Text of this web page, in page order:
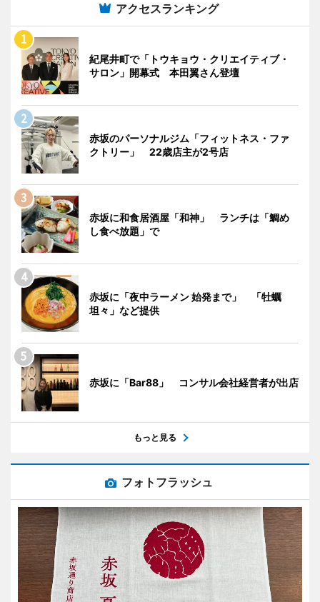
アクセスランキング
紀尾井町で「トウキョウ・クリエイティブ・
サロン」開幕式 本田翼さん登壇
赤坂のパーソナルジム「フィットネス・ファ
クトリー」 22歳店主が2号店
赤坂に和食居酒屋「和神」 ランチは「鯛め
し食べ放題」で
赤坂に「夜中ラーメン 始発まで」 「牡蠣
坦々」など提供
赤坂に「Bar88」 コンサル会社経営者が出店
もっと見る
フォトフラッシュ